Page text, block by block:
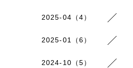
2025-04（4）
2025-01（6）
2024-10（5）